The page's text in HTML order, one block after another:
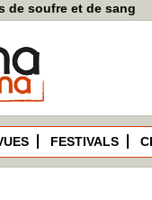
de soufre et de sang
FESTIVALS